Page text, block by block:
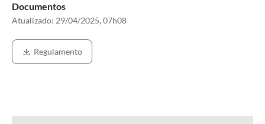
Documentos
Atualizado: 29/04/2025, 07h08
Regulamento